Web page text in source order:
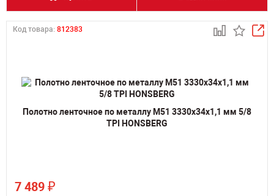
Код товара: 812383
Полотно ленточное по металлу M51 3330х34х1,1 мм 5/8
TPI HONSBERG
7 489 ₽